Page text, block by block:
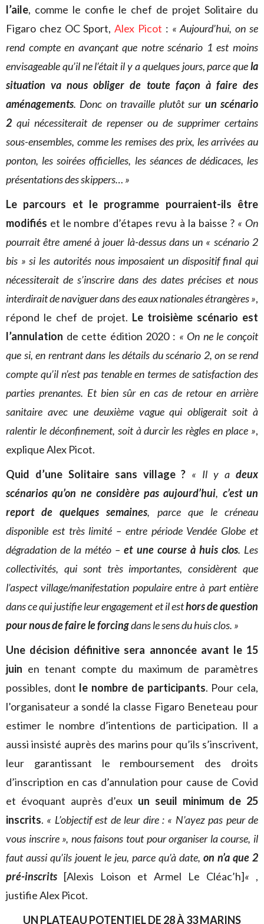
l’aile, comme le confie le chef de projet Solitaire du
Figaro chez OC Sport,Alex Picot : « Aujourd’hui, on se
rend compte en avançant que notre scénario 1 est moins
envisageable qu’il ne l’était il y a quelques jours, parce quela
situation va nous obliger de toute façon à faire des
aménagements. Donc on travaille plutôt sur un scénario
2 qui nécessiterait de repenser ou de supprimer certains
sous-ensembles, comme les remises des prix, les arrivées au
ponton, les soirées officielles, les séances de dédicaces, les
présentations des skippers… »
Le parcours et le programme pourraient-ils être
modifiés et le nombre d’étapes revu à la baisse ? « On
pourrait être amené à jouer là-dessus dans un « scénario 2
bis » si les autorités nous imposaient un dispositif final qui
nécessiterait de s’inscrire dans des dates précises et nous
interdirait de naviguer dans des eaux nationales étrangères »,
répond le chef de projet. Le troisième scénario est
l’annulation de cette édition 2020 : « On ne le conçoit
que si, en rentrant dans les détails du scénario 2, on se rend
compte qu’il n’est pas tenable en termes de satisfaction des
parties prenantes. Et bien sûr en cas de retour en arrière
sanitaire avec une deuxième vague qui obligerait soit à
ralentir le déconfinement, soit à durcir les règles en place »,
explique Alex Picot.
Quid d’une Solitaire sans village ? « Il y adeux
scénarios qu’on ne considère pas aujourd’hui, c’est un
report de quelques semaines, parce que le créneau
disponible est très limité – entre période Vendée Globe et
dégradation de la météo –et une course à huis clos. Les
collectivités, qui sont très importantes, considèrent que
l’aspect village/manifestation populaire entre à part entière
dans ce qui justifie leur engagement et il esthors de question
pour nous de faire le forcingdans le sens du huis clos. »
Une décision définitive sera annoncée avant le 15
juin en tenant compte du maximum de paramètres
possibles, dont le nombre de participants. Pour cela,
l’organisateur a sondé la classe Figaro Beneteau pour
estimer le nombre d’intentions de participation. Il a
aussi insisté auprès des marins pour qu’ils s’inscrivent,
leur garantissant le remboursement des droits
d’inscription en cas d’annulation pour cause de Covid
et évoquant auprès d’eux un seuil minimum de 25
inscrits. « L’objectif est de leur dire : « N’ayez pas peur de
vous inscrire », nous faisons tout pour organiser la course, il
faut aussi qu’ils jouent le jeu, parce qu’à date, on n’a que 2
pré-inscrits [Alexis Loison et Armel Le Cléac’h]« ,
justifie Alex Picot.
UN PLATEAU POTENTIEL DE 28 À 33 MARINS